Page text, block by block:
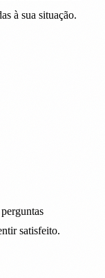
à sua situação.
satisfeito.